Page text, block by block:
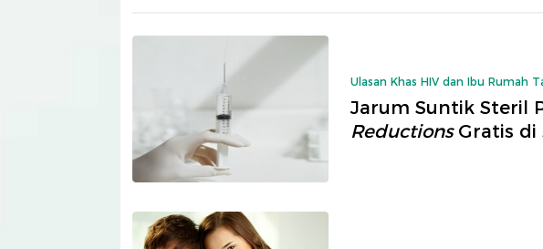
Ulasan Khas HIV dan Ibu Rumah
Jarum Suntik Steril
ReductionsGratis di